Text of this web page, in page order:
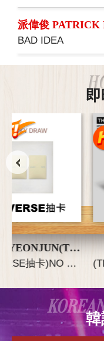
BAD IDEA
崔然竣 YEONJUN(TXT) STRAY